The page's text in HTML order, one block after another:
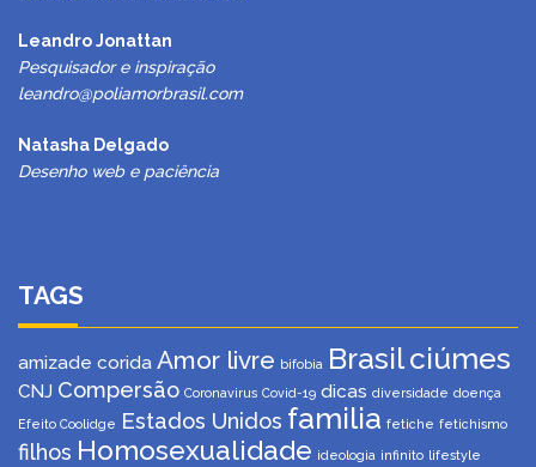
Leandro Jonattan
Pesquisador e inspiração
leandro@poliamorbrasil.com
Natasha Delgado
Desenho web e paciência
TAGS
amizade corida Amor livre bifobia Brasilciúmes
CNJ Compersão Coronavirus Covid-19 dicas diversidade doença
Efeito Coolidge Estados Unidos familia fetiche fetichismo
filhos Homosexualidade ideologia infinito lifestyle